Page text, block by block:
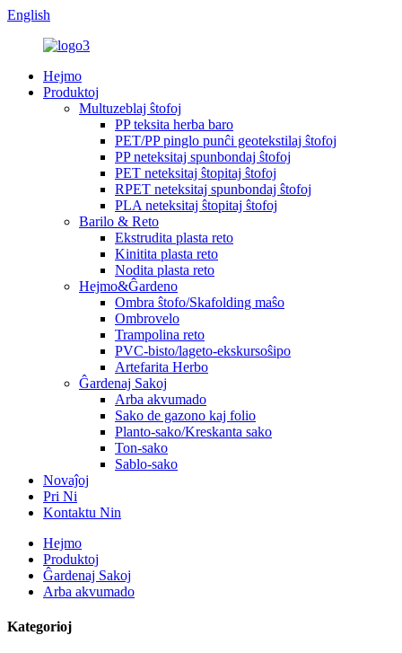
English
Hejmo
Produktoj
Multuzeblaj ŝtofoj
PP teksita herba baro
PET/PP pinglo punĉi geotekstilaj ŝtofoj
PP neteksitaj spunbondaj ŝtofoj
PET neteksitaj ŝtopitaj ŝtofoj
RPET neteksitaj spunbondaj ŝtofoj
PLA neteksitaj ŝtopitaj ŝtofoj
Barilo & Reto
Ekstrudita plasta reto
Kinitita plasta reto
Nodita plasta reto
Hejmo&Ĝardeno
Ombra ŝtofo/Skafolding maŝo
Ombrovelo
Trampolina reto
PVC-bisto/lageto-ekskursoŝipo
Artefarita Herbo
Ĝardenaj Sakoj
Arba akvumado
Sako de gazono kaj folio
Planto-sako/Kreskanta sako
Ton-sako
Sablo-sako
Novaĵoj
Pri Ni
Kontaktu Nin
Hejmo
Produktoj
Ĝardenaj Sakoj
Arba akvumado
Kategorioj